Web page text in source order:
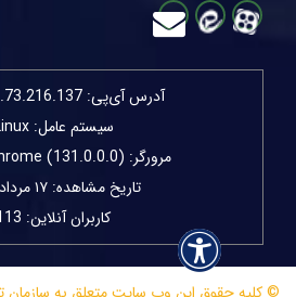
آدرس آی‌پی:
سیستم عامل: Linux
مرورگر: Google Chrome (131.0.0.0)
تاریخ مشاهده: ۱۷ مرداد ۱۴۰۵
کاربران آنلاین: 113